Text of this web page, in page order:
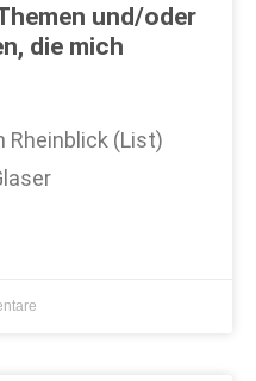
und/oder
die mich
Rheinblick (List)